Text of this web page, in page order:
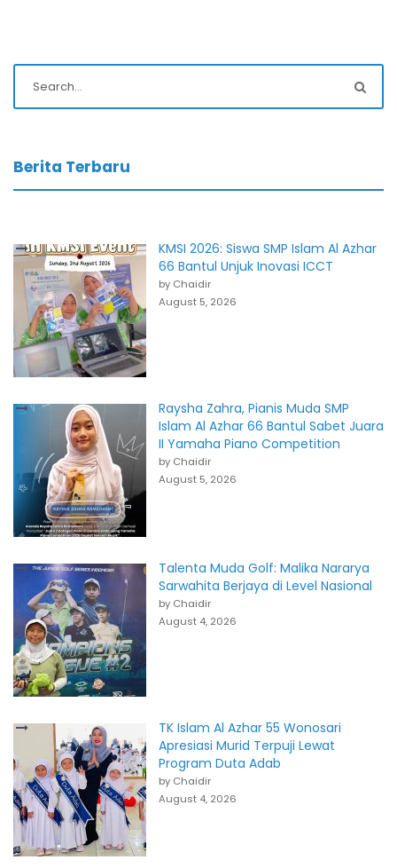
Berita Terbaru
KMSI 2026: Siswa SMP Islam Al Azhar
66 Bantul Unjuk Inovasi ICCT
by Chaidir
August 5, 2026
Raysha Zahra, Pianis Muda SMP
Islam Al Azhar 66 Bantul Sabet Juara
II Yamaha Piano Competition
by Chaidir
August 5, 2026
Talenta Muda Golf: Malika Nararya
Sarwahita Berjaya di Level Nasional
by Chaidir
August 4, 2026
TK Islam Al Azhar 55 Wonosari
Apresiasi Murid Terpuji Lewat
Program Duta Adab
by Chaidir
August 4, 2026